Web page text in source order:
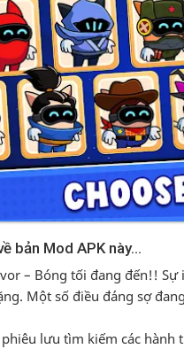
– Bóng tối đang đến!!
Một số điều đáng sợ
lưu tìm kiếm các